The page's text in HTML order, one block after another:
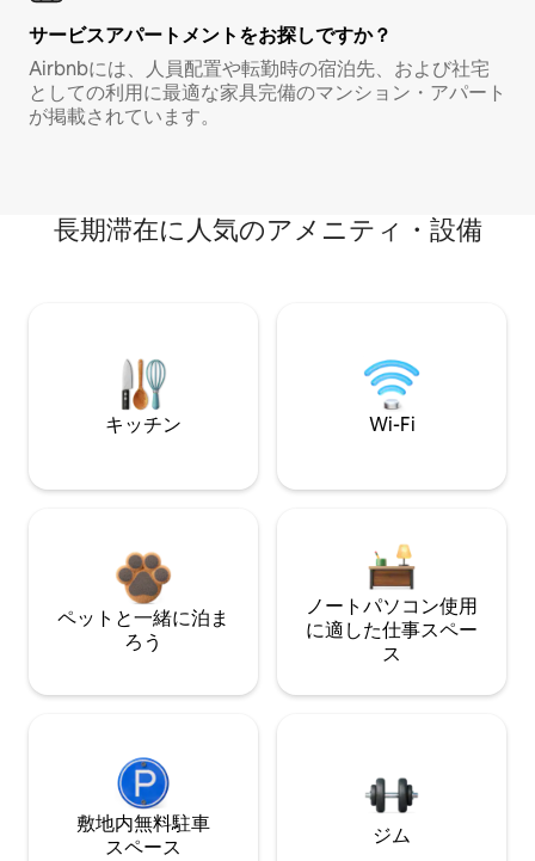
サービスアパートメントをお探しですか？
Airbnbには、人員配置や転勤時の宿泊先、および社宅
としての利用に最適な家具完備のマンション・アパート
が掲載されています。
長期滞在に人気のアメニティ・設備
キッチン Wi-Fi
ペットと一緒に泊ま
ろう
ノートパソコン使用
に適した仕事スペー
ス
敷地内無料駐⁠車
ス⁠ペ⁠ー⁠ス
ジム